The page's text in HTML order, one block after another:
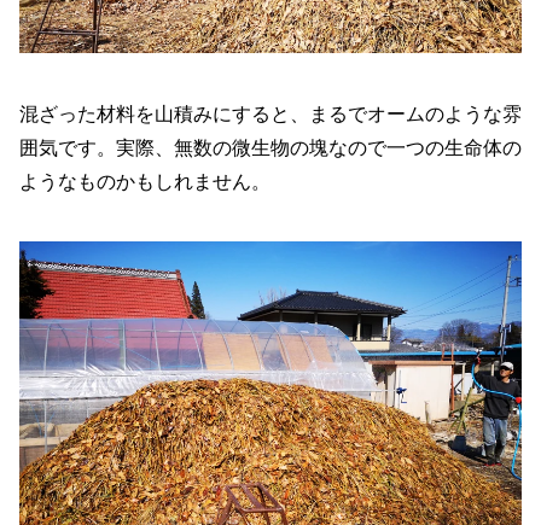
混ざった材料を山積みにすると、まるでオームのような雰
囲気です。実際、無数の微生物の塊なので一つの生命体の
ようなものかもしれません。